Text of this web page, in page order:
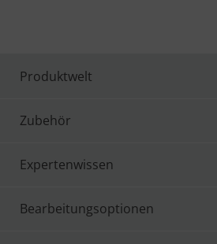
Produktwelt
Zubehör
Expertenwissen
Bearbeitungsoptionen